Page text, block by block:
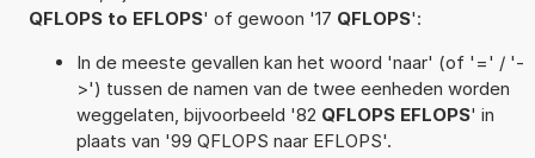
QFLOPS to EFLOPS' of gewoon '17 QFLOPS':
In de meeste gevallen kan het woord 'naar' (of '=' / '-
>') tussen de namen van de twee eenheden worden
weggelaten, bijvoorbeeld '82 QFLOPS EFLOPS' in
plaats van '99 QFLOPS naar EFLOPS'.